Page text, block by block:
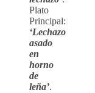
Plato
Principal:
‘Lechazo
asado
en
horno
de
leña’.